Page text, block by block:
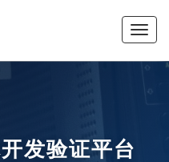
发验证平台